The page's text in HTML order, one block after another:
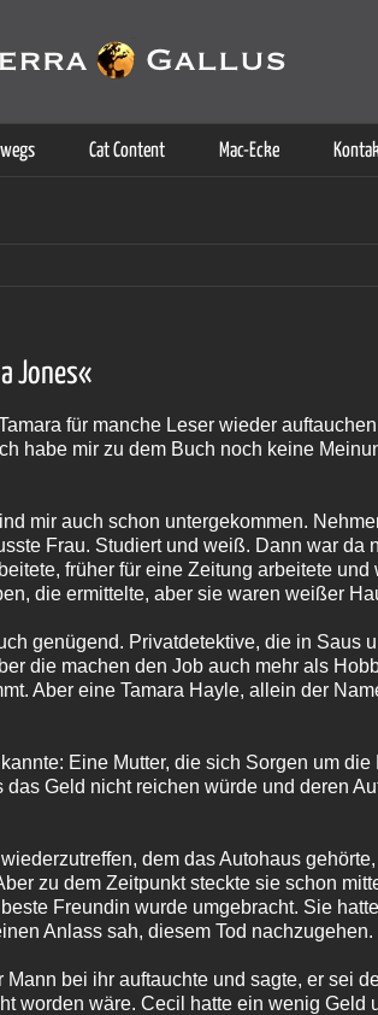
Cat Content Mac-Ecke
Jones«
für manche Leser wieder
habe mir zu dem Buch noch keine
mir auch schon untergekommen.
Frau. Studiert und weiß. Dann war da
früher für eine Zeitung arbeitete
die ermittelte, aber sie waren weißer
genügend. Privatdetektive, die in Saus
die machen den Job auch mehr als
Aber eine Tamara Hayle, allein der
Eine Mutter, die sich Sorgen um
Geld nicht reichen würde und deren
dem das Autohaus
zu dem Zeitpunkt steckte sie schon
Freundin wurde umgebracht. Sie
Anlass sah, diesem Tod nachzugehen.
bei ihr auftauchte und sagte, er sei
worden wäre. Cecil hatte ein wenig Geld
Nutzung dieser Webseite erklären Sie sich
Weitere Informationen